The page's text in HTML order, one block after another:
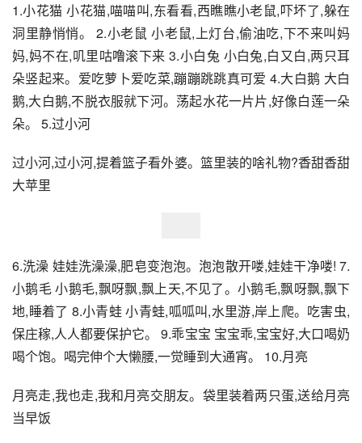
1.小花猫 小花猫,喵喵叫,东看看,西瞧瞧小老鼠,吓坏了,躲在
洞里静悄悄。 2.小老鼠 小老鼠,上灯台,偷油吃,下不来叫妈
妈,妈不在,叽里咕噜滚下来 3.小白兔 小白兔,白又白,两只耳
朵竖起来。爱吃萝卜爱吃菜,蹦蹦跳跳真可爱 4.大白鹅 大白
鹅,大白鹅,不脱衣服就下河。荡起水花一片片,好像白莲一朵
朵。 5.过小河
过小河,过小河,提着篮子看外婆。篮里装的啥礼物?香甜香甜
大苹里
6.洗澡 娃娃洗澡澡,肥皂变泡泡。泡泡散开喽,娃娃干净喽! 7.
小鹅毛 小鹅毛,飘呀飘,飘上天,不见了。小鹅毛,飘呀飘,飘下
地,睡着了 8.小青蛙 小青蛙,呱呱叫,水里游,岸上爬。吃害虫,
保庄稼,人人都要保护它。 9.乖宝宝 宝宝乖,宝宝好,大口喝奶
喝个饱。喝完伸个大懒腰,一觉睡到大通宵。 10.月亮
月亮走,我也走,我和月亮交朋友。袋里装着两只蛋,送给月亮
当早饭